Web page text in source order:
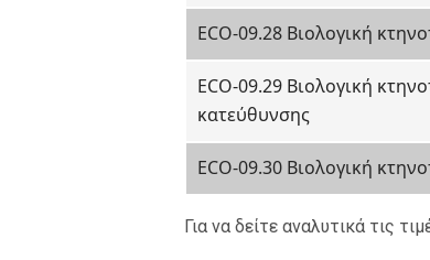
ECO-09.28 Βιολογική
ECO-09.29 Βιολογική
κατεύθυνσης
ECO-09.30 Βιολογική
Για να δείτε αναλυτικά τις